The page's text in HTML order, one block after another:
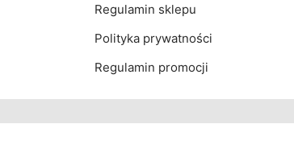
Regulamin sklepu
Polityka prywatności
Regulamin promocji